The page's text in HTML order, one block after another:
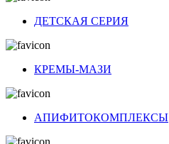
ДЕТСКАЯ СЕРИЯ
КРЕМЫ-МАЗИ
АПИФИТОКОМПЛЕКСЫ